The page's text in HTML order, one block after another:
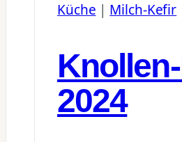
Knollen
Küche | Milch-Kefir
2024